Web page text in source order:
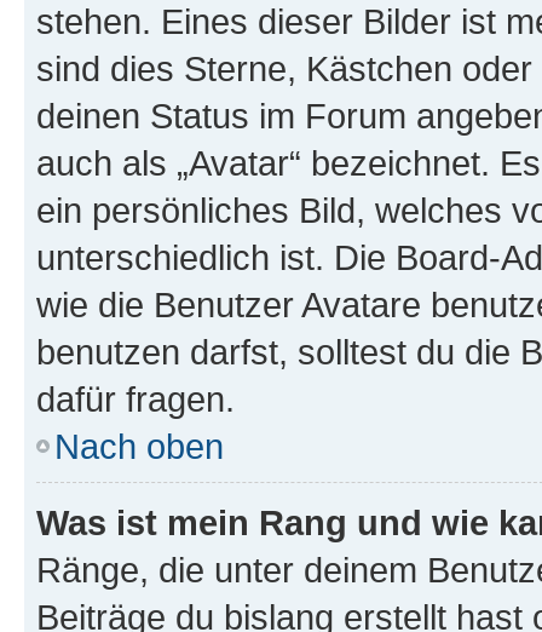
stehen. Eines dieser Bilder ist
sind dies Sterne, Kästchen
deinen Status im Forum
auch als „Avatar“ bezeichnet.
ein persönliches Bild, welches
unterschiedlich ist. Die Board-
wie die Benutzer Avatare
benutzen darfst, solltest du die
dafür fragen.
Nach oben
Was ist mein Rang und wie
Ränge, die unter deinem
Beiträge du bislang erstellt